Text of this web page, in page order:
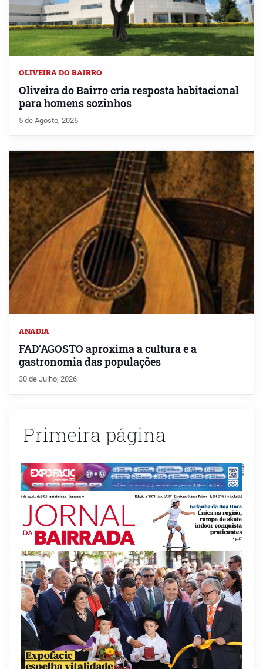
OLIVEIRA DO BAIRRO
Oliveira do Bairro cria resposta habitacional
para homens sozinhos
5 de Agosto, 2026
ANADIA
FAD’AGOSTO aproxima a cultura e a
gastronomia das populações
30 de Julho, 2026
Primeira página